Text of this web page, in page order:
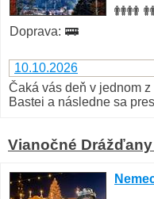
Doprava:
10.10.2026
Čaká vás deň v jednom
Bastei a následne sa
Vianočné